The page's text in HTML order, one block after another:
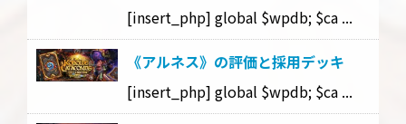
[insert_php] global $wpdb; $ca ...
《アルネス》の評価と採用デッキ
[insert_php] global $wpdb; $ca ...